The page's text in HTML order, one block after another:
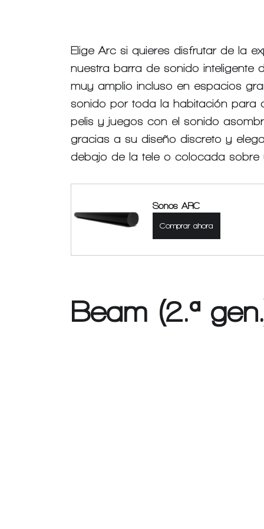
Elige Arc si quieres disfrutar de la
nuestra barra de sonido
muy amplio incluso en espacios
sonido por toda la habitación para
pelis y juegos con el sonido
gracias a su diseño discreto y
debajo de la tele o colocada sobre
Sonos ARC
Comprar ahora
Beam (2.ª